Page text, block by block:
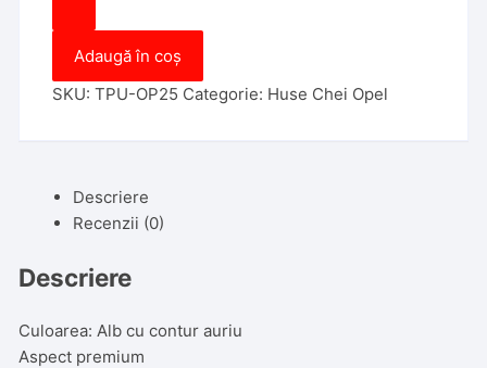
Briceag
Opel
Insignia,
Butoane,
Tpu,
cu
Auriu
Adaugă în coș
SKU:TPU-OP25 Categorie: Huse Chei Opel
Descriere
Recenzii (0)
Descriere
Culoarea: Alb cu contur auriu
Aspect premium